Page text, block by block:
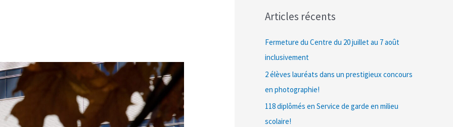
h
e
r
Articles récents
Fermeture du Centre du 20 juillet au 7 août
inclusivement
2 élèves lauréats dans un prestigieux concours
en photographie!
118 diplômés en Service de garde en milieu
scolaire!